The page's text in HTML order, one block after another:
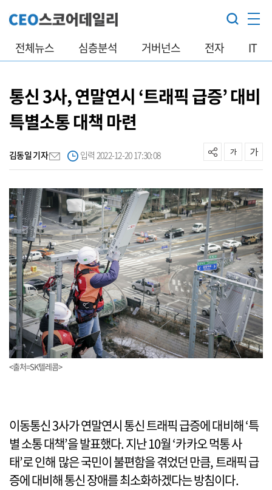
전체뉴스 심층분석 거버넌스 전자 IT
통신 3사, 연말연시 ‘트래픽 급증’ 대비
특별소통 대책 마련
김동일 기자 입력 2022-12-20 17:30:08
<출처=SK텔레콤>
이동통신 3사가 연말연시 통신 트래픽 급증에 대비해 ‘특
별 소통 대책’을 발표했다. 지난 10월 ‘카카오 먹통 사
태’로 인해 많은 국민이 불편함을 겪었던 만큼, 트래픽 급
증에 대비해 통신 장애를 최소화하겠다는 방침이다.